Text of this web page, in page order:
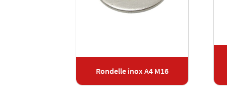
Rondelle inox A4 M16